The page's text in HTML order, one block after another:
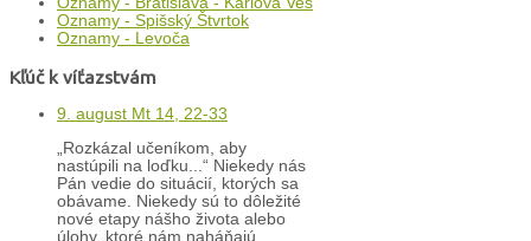
Oznamy - Spišský Štvrtok
Oznamy - Levoča
Kľúč k víťazstvám
9. august Mt 14, 22-33
„Rozkázal učeníkom, aby
nastúpili na loďku...“ Niekedy nás
Pán vedie do situácií, ktorých sa
obávame. Niekedy sú to dôležité
nové etapy nášho života alebo
úlohy, ktoré nám naháňajú